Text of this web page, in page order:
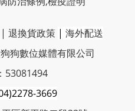
| 退換貨政策 | 海外配送
狗數位媒體有限公司
53081494
3669